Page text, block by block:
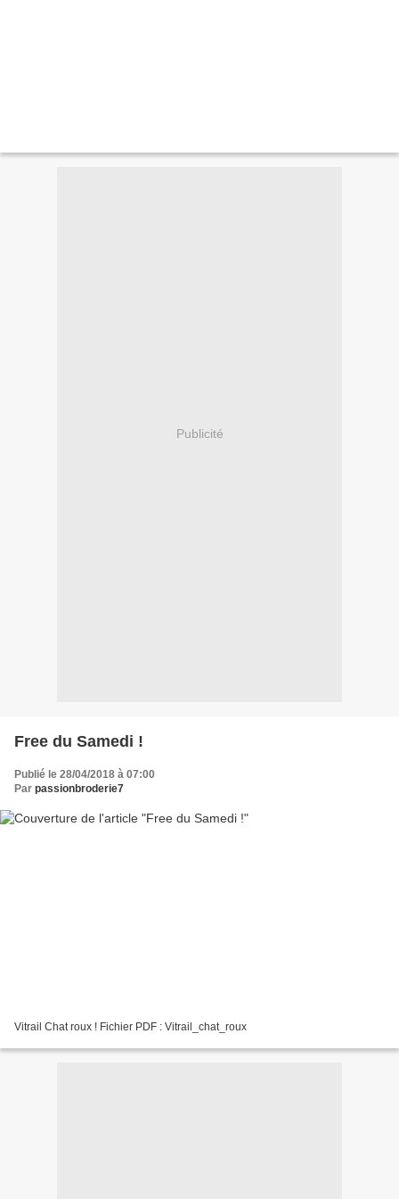
Publicité
Free du Samedi !
Publié le 28/04/2018 à 07:00
Par passionbroderie7
Vitrail Chat roux ! Fichier PDF : Vitrail_chat_roux